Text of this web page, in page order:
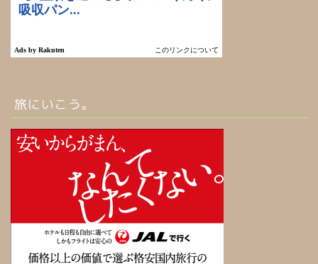
旅にいこう。